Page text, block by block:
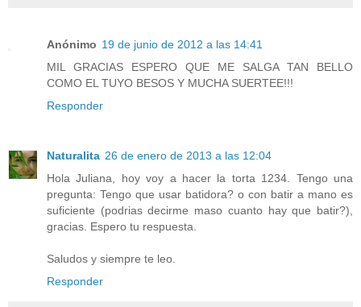
Anónimo 19 de junio de 2012 a las 14:41
MIL GRACIAS ESPERO QUE ME SALGA TAN BELLO
COMO EL TUYO BESOS Y MUCHA SUERTEE!!!
Responder
Naturalita 26 de enero de 2013 a las 12:04
Hola Juliana, hoy voy a hacer la torta 1234. Tengo una
pregunta: Tengo que usar batidora? o con batir a mano es
suficiente (podrias decirme maso cuanto hay que batir?),
gracias. Espero tu respuesta.
Saludos y siempre te leo.
Responder